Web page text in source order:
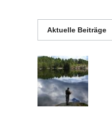
Aktuelle Beiträge